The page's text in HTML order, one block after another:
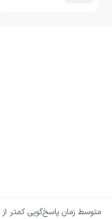
متوسط زمان پاسخ‌گویی کمتر از 1 ساعت